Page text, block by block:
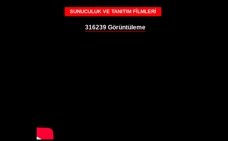
SUNUCULUK VE TANITIM FILMLERI
316239 Görüntüleme